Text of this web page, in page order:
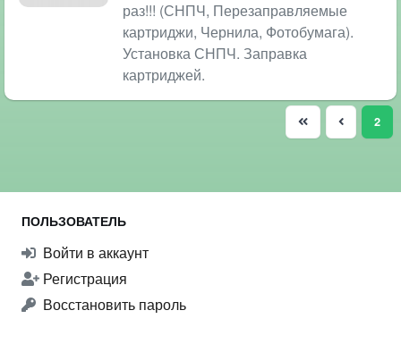
раз!!! (СНПЧ, Перезаправляемые
картриджи, Чернила, Фотобумага).
Установка СНПЧ. Заправка
картриджей.
2
ПОЛЬЗОВАТЕЛЬ
Войти в аккаунт
Регистрация
Восстановить пароль